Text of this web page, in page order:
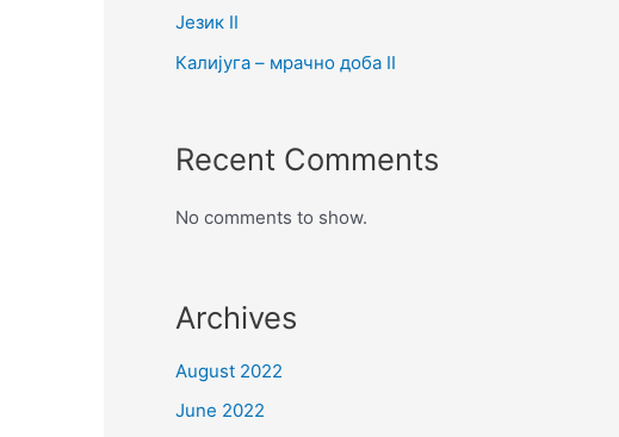
Језик II
Калијуга – мрачно доба II
Recent Comments
No comments to show.
Archives
August 2022
June 2022